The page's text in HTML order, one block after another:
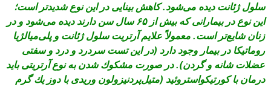
سلول ژئانت ديده مى‌‏شود. كاهش بينايى در اين نوع شديدتر است؛
اين نوع در بيمارانى كه بيش از ۶۵ سال سن دارند ديده مى‌‏شود و در
زنان شايع‌‏تر است. معمولاً علايم آرتريت سلول ژئانت و پلى‏‌ميالژيا
روماتيكا در بيمار وجود دارد (در اين تست سردرد و درد و سفتى
عضلات شانه و گردن). در صورت مشكوك شدن به نوع آرتريتى بايد
درمان با كورتيكواستروئيد (متيل‏‌پردنيزولون وريدى با دوز يك گرم